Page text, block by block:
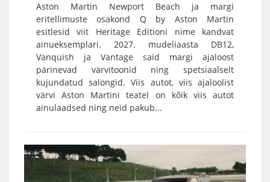
Aston Martin Newport Beach ja margi
eritellimuste osakond Q by Aston Martin
esitlesid viit Heritage Editioni nime kandvat
ainueksemplari. 2027. mudeliaasta DB12,
Vanquish ja Vantage said margi ajaloost
pärinevad värvitoonid ning spetsiaalselt
kujundatud salongid. Viis autot, viis ajaloolist
värvi Aston Martini teatel on kõik viis autot
ainulaadsed ning neid pakub...